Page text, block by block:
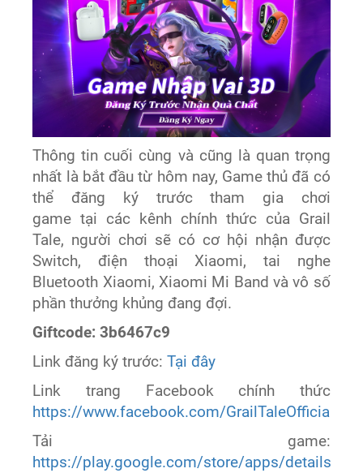
Thông tin cuối cùng và cũng là quan trọng
nhất là bắt đầu từ hôm nay, Game thủ đã có
thể đăng ký trước tham gia chơi
game tại các kênh chính thức của Grail
Tale, người chơi sẽ có cơ hội nhận được
Switch, điện thoại Xiaomi, tai nghe
Bluetooth Xiaomi, Xiaomi Mi Band và vô số
phần thưởng khủng đang đợi.
Giftcode: 3b6467c9
Link đăng ký trước:Tại đây
Link trang Facebook chính thức
https://www.facebook.com/GrailTaleOfficial
Tải game:
https://play.google.com/store/apps/details?